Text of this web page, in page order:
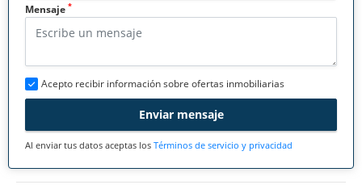
Mensaje *
Acepto recibir información sobre ofertas inmobiliarias
Enviar mensaje
Al enviar tus datos aceptas los Términos de servicio y privacidad